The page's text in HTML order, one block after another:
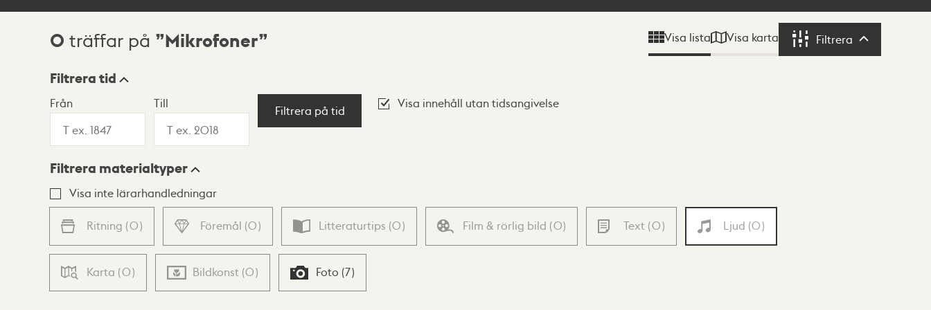
Sökresultat
0 träffar på Mikrofoner Visa lista Visa karta Filtrera Filtrera
Visningsläge
Lista Karta
Filtrera tid
Från Till
Filtrera på tid
Visa innehåll utan tidsangivelse
Filtrera materialtyper
Visa inte lärarhandledningar
Ritning (0) Föremål (0) Litteraturtips (0) Film & rörlig bild (0) Text (0) Ljud (0)
Karta (0) Bildkonst (0) Foto (7)